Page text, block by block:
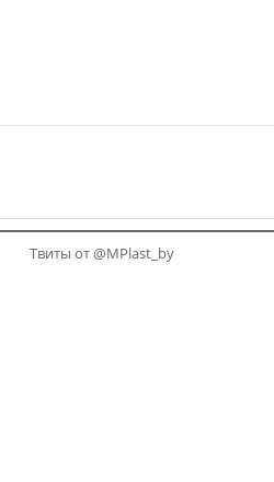
Твиты от @MPlast_by